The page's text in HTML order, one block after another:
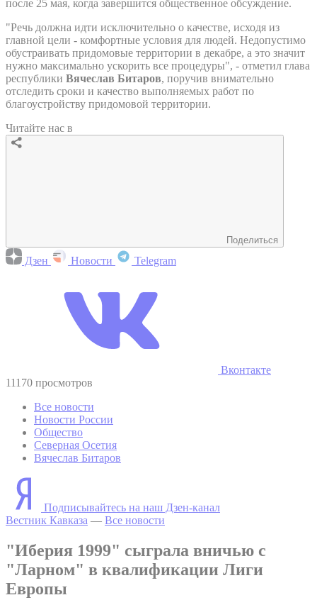
после 25 мая, когда завершится общественное обсуждение.
"Речь должна идти исключительно о качестве, исходя из
главной цели - комфортные условия для людей. Недопустимо
обустраивать придомовые территории в декабре, а это значит
нужно максимально ускорить все процедуры", - отметил глава
республики Вячеслав Битаров, поручив внимательно
отследить сроки и качество выполняемых работ по
благоустройству придомовой территории.
Читайте нас в
Поделиться
Дзен Новости Telegram
Вконтакте
11170 просмотров
Все новости
Новости России
Общество
Северная Осетия
Вячеслав Битаров
Подписывайтесь на наш Дзен-канал
Вестник Кавказа — Все новости
"Иберия 1999" сыграла вничью с
"Ларном" в квалификации Лиги
Европы